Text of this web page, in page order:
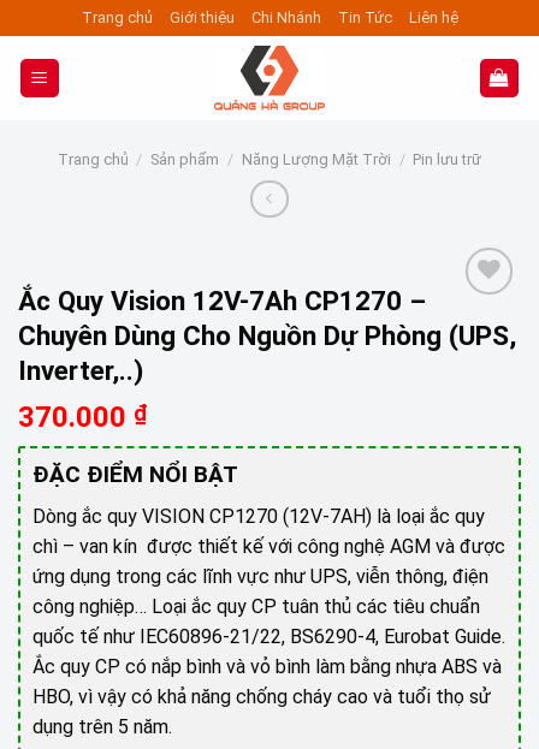
to
content
Trang chủ Giới thiệu Chi Nhánh Tin Tức Liên hệ
Trang chủ / Sản phẩm / Năng Lượng Mặt Trời / Pin lưu trữ
Add to wishlist
Ắc Quy Vision 12V-7Ah CP1270 –
Chuyên Dùng Cho Nguồn Dự Phòng (UPS,
Inverter,..)
370.000 ₫
ĐẶC ĐIỂM NỔI BẬT
Dòng ắc quy VISION CP1270 (12V-7AH) là loại ắc quy
chì – van kín được thiết kế với công nghệ AGM và được
ứng dụng trong các lĩnh vực như UPS, viễn thông, điện
công nghiệp… Loại ắc quy CP tuân thủ các tiêu chuẩn
quốc tế như IEC60896-21/22, BS6290-4, Eurobat Guide.
Ắc quy CP có nắp bình và vỏ bình làm bằng nhựa ABS và
HBO, vì vậy có khả năng chống cháy cao và tuổi thọ sử
dụng trên 5 năm.